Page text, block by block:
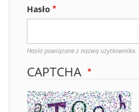
Hasło
Hasło powiązane z nazwą użytkownika.
CAPTCHA